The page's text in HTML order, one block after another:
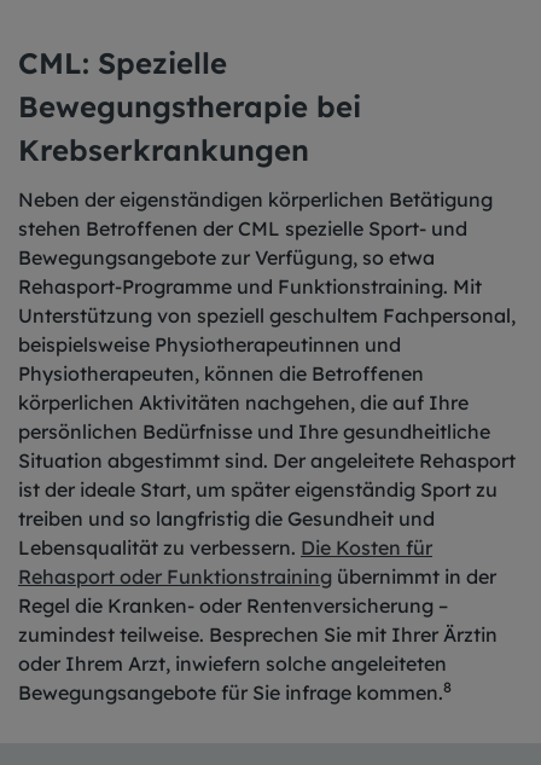
CML: Spezielle
Bewegungstherapie bei
Krebserkrankungen
Neben der eigenständigen körperlichen Betätigung
stehen Betroffenen der CML spezielle Sport- und
Bewegungsangebote zur Verfügung, so etwa
Rehasport-Programme und Funktionstraining. Mit
Unterstützung von speziell geschultem Fachpersonal,
beispielsweise Physiotherapeutinnen und
Physiotherapeuten, können die Betroffenen
körperlichen Aktivitäten nachgehen, die auf Ihre
persönlichen Bedürfnisse und Ihre gesundheitliche
Situation abgestimmt sind. Der angeleitete Rehasport
ist der ideale Start, um später eigenständig Sport zu
treiben und so langfristig die Gesundheit und
Lebensqualität zu verbessern. Die Kosten für
Rehasport oder Funktionstraining übernimmt in der
Regel die Kranken- oder Rentenversicherung –
zumindest teilweise. Besprechen Sie mit Ihrer Ärztin
oder Ihrem Arzt, inwiefern solche angeleiteten
Bewegungsangebote für Sie infrage kommen.8